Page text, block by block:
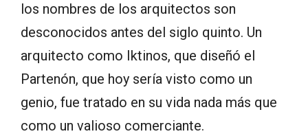
los nombres de los arquitectos son
desconocidos antes del siglo quinto. Un
arquitecto como Iktinos, que diseñó el
Partenón, que hoy sería visto como un
genio, fue tratado en su vida nada más que
como un valioso comerciante.